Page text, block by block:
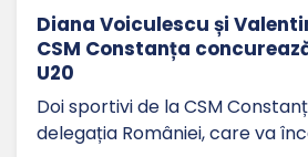
Diana Voiculescu și
CSM Constanța
U20
Doi sportivi de la CSM
delegația României, care va